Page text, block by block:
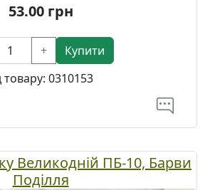
53.00грн
+
Купити
товару: 0310153
Великодній ПБ-10, Барви
Поділля